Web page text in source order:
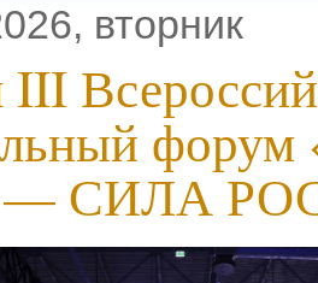
вторник
III
СИЛА